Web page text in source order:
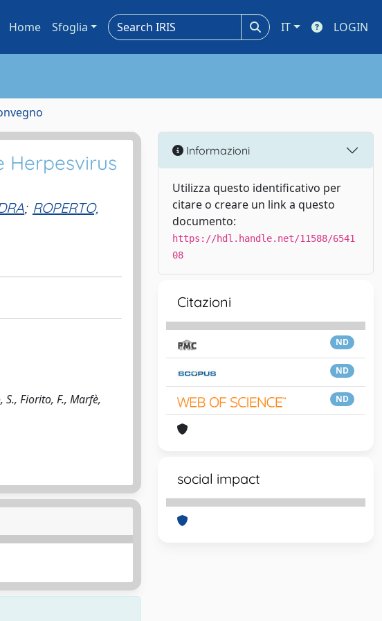
Home Sfoglia IT LOGIN
Herpesvirus
; ROPERTO,
Fiorito, F., Marfè,
Informazioni
Utilizza questo identificativo per
citare o creare un link a questo
documento:
https://hdl.handle.net/11588/6541
08
Citazioni
ND
ND
ND
social impact